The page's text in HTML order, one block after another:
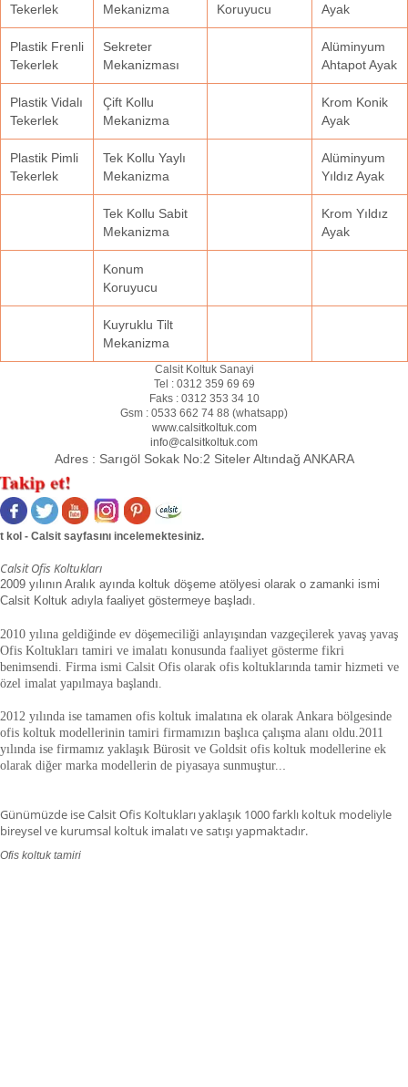
Tekerlek
Mekanizma
Koruyucu
Ayak
Plastik Frenli
Tekerlek
Sekreter
Mekanizması
Alüminyum
Ahtapot Ayak
Plastik Vidalı
Tekerlek
Çift Kollu
Mekanizma
Krom Konik
Ayak
Plastik Pimli
Tekerlek
Tek Kollu Yaylı
Mekanizma
Alüminyum
Yıldız Ayak
Tek Kollu Sabit
Mekanizma
Krom Yıldız
Ayak
Konum
Koruyucu
Kuyruklu Tilt
Mekanizma
Calsit Koltuk Sanayi
Tel : 0312 359 69 69
Faks : 0312 353 34 10
Gsm : 0533 662 74 88 (whatsapp)
www.calsitkoltuk.com
info@calsitkoltuk.com
Adres : Sarıgöl Sokak No:2 Siteler Altındağ ANKARA
t kol - Calsit sayfasını incelemektesiniz.
Calsit Ofis Koltukları
2009 yılının Aralık ayında koltuk döşeme atölyesi olarak o zamanki ismi
Calsit Koltuk adıyla faaliyet göstermeye başladı.
2010 yılına geldiğinde ev döşemeciliği anlayışından vazgeçilerek yavaş yavaş
Ofis Koltukları tamiri ve imalatı konusunda faaliyet gösterme fikri
benimsendi. Firma ismi Calsit Ofis olarak ofis koltuklarında tamir hizmeti ve
özel imalat yapılmaya başlandı.
2012 yılında ise tamamen ofis koltuk imalatına ek olarak Ankara bölgesinde
ofis koltuk modellerinin tamiri firmamızın başlıca çalışma alanı oldu.2011
yılında ise firmamız yaklaşık Bürosit ve Goldsit ofis koltuk modellerine ek
olarak diğer marka modellerin de piyasaya sunmuştur...
Günümüzde ise Calsit Ofis Koltukları yaklaşık 1000 farklı koltuk modeliyle
bireysel ve kurumsal koltuk imalatı ve satışı yapmaktadır.
Ofis koltuk tamiri